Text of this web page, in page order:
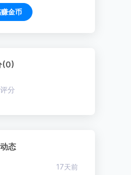
金币
(0)
分
态
17天前